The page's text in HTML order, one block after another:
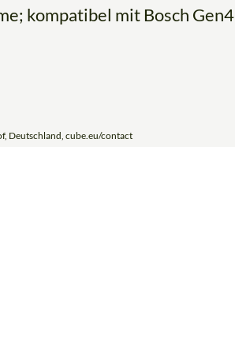
kompatibel mit Bosch Gen4
Deutschland, cube.eu/contact